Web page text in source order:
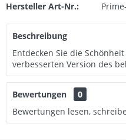
Hersteller Art-Nr.:
Beschreibung
Entdecken Sie die
verbesserten Version des
Bewertungen
0
Bewertungen lesen,